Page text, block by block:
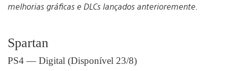
melhorias gráficas e DLCs lançados anterioremente.
Spartan
PS4 — Digital (Disponível 23/8)